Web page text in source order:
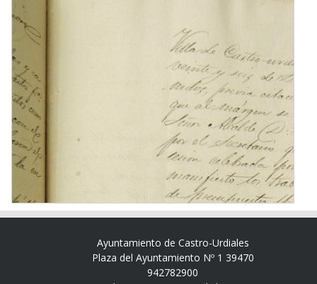
Ayuntamiento de Castro-Urdiales
Plaza del Ayuntamiento Nº 1 39470
942782900